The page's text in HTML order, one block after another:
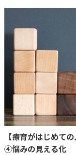
【療育がはじめて
④悩みの見える化